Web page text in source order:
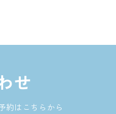
せ
約はこちらから